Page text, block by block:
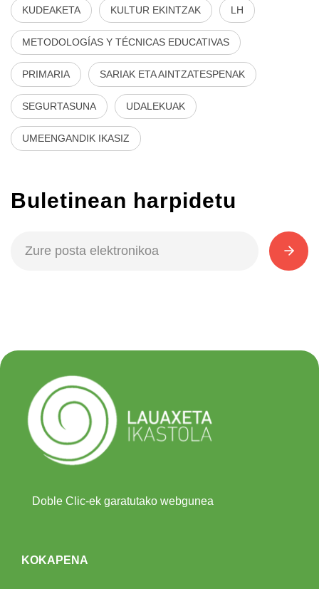
KUDEAKETA KULTUR EKINTZAK LH
METODOLOGÍAS Y TÉCNICAS EDUCATIVAS
PRIMARIA SARIAK ETA AINTZATESPENAK
SEGURTASUNA UDALEKUAK
UMEENGANDIK IKASIZ
Buletinean harpidetu
Doble Clic-ek garatutako webgunea
KOKAPENA